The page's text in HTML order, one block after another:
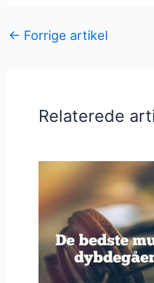
← Forrige artikel
Relaterede